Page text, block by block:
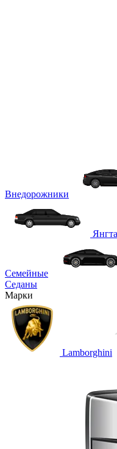
Внедорожники
Семейные
Седаны
Марки
Lamborghini